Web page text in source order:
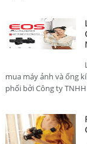
mua máy ảnh và ống
phối bởi Công ty